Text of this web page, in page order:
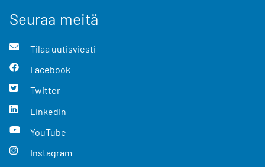
Seuraa meitä
Tilaa uutisviesti
Facebook
Twitter
LinkedIn
YouTube
Instagram